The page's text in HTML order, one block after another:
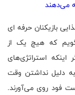
بازیکنان حرفه ای
که هیچ یک از
استراتژی‌های
دلیل نداشتن وقت
فود روی می‌آورند.